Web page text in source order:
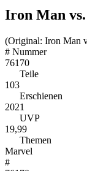
Iron Man
(Original: Iron Man
# Nummer
76170
Teile
103
Erschienen
2021
UVP
19,99
Themen
Marvel
#